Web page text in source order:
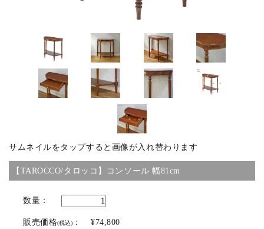
カラー
サイズ
ブランド
サムネイルをタップすると画像が入れ替わります
【TAROCCO/タロッコ】コンソール 幅81cm
数量：
販売価格(税込) ： ¥74,800